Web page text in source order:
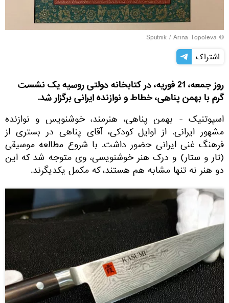
© Sputnik / Arina Topoleva
اشتراک
روز جمعه، 21 فوریه، در کتابخانه دولتی روسیه یک نشست
گرم با بهمن پناهی، خطاط و نوازنده ایرانی برگزار شد.
اسپوتنیک - بهمن پناهی، هنرمند، خوشنویس و نوازنده
مشهور ایرانی. از اوایل کودکی، آقای پناهی در بستری از
فرهنگ غنی ایرانی حضور داشت. با شروع مطالعه موسیقی
(تار و ستار) و درک هنر خوشنویسی، وی متوجه شد که این
دو هنر نه تنها مشابه هم هستند، که مکمل یکدیگرند.